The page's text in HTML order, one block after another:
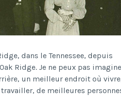
dans le Tennessee, depuis
Ridge. Je ne peux pas
un meilleur endroit où
de meilleures